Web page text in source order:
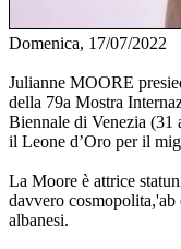
Domenica, 17/07/2022
Julianne MOORE
della 79a Mostra
Biennale di Venezia (31
il Leone d’Oro per il
La Moore è attrice
davvero
albanesi.